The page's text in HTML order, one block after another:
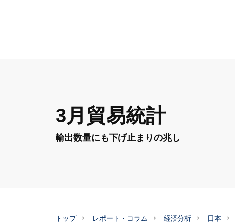
3月貿易統計
輸出数量にも下げ止まりの兆し
トップ レポート・コラム 経済分析 日本